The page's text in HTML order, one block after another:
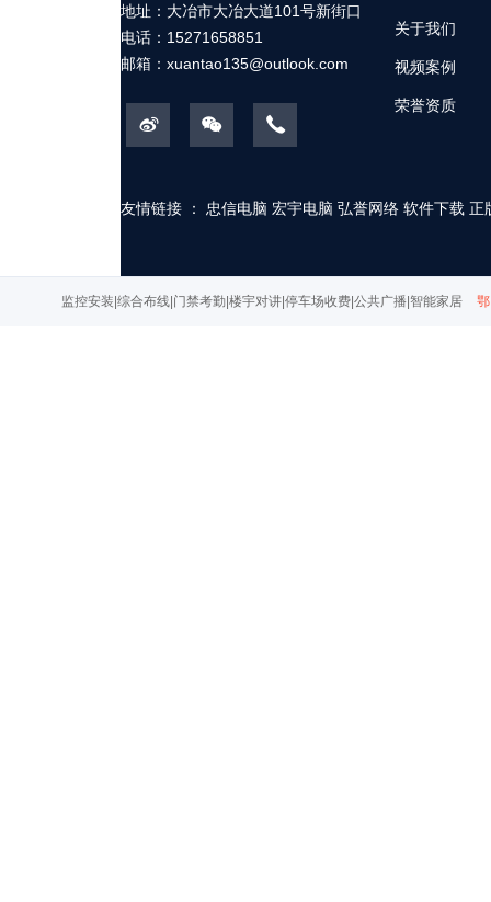
地址：大冶市大冶大道101号新街口
电话：15271658851
邮箱： xuantao135@outlook.com
关于我们
视频案例
荣誉资质
友情链接 ： 忠信电脑 宏宇电脑 弘誉网络 软件下载 正
监控安装|综合布线|门禁考勤|楼宇对讲|停车场收费|公共广播|智能家居